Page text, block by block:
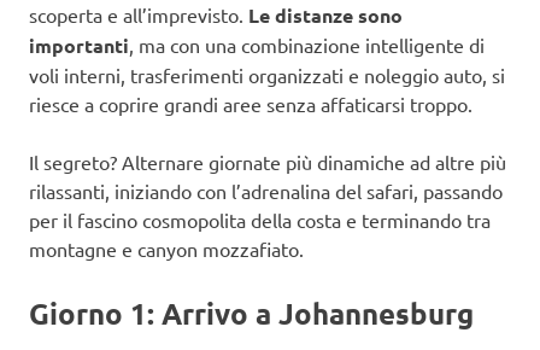
scoperta e all’imprevisto. Le distanze sono
importanti, ma con una combinazione intelligente di
voli interni, trasferimenti organizzati e noleggio auto, si
riesce a coprire grandi aree senza affaticarsi troppo.
Il segreto? Alternare giornate più dinamiche ad altre più
rilassanti, iniziando con l’adrenalina del safari, passando
per il fascino cosmopolita della costa e terminando tra
montagne e canyon mozzafiato.
Giorno 1: Arrivo a Johannesburg